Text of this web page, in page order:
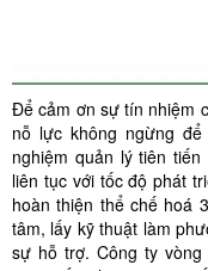
Để cảm ơn sự tín nhiệm
nỗ lực không ngừng
nghiệm quản lý tiên
liên tục với tốc độ phát
hoàn thiện thể chế hoá
tâm, lấy kỹ thuật làm
sự hỗ trợ. Công ty